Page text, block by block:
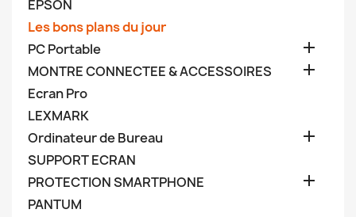
EPSON
Les bons plans du jour
PC Portable

MONTRE CONNECTEE & ACCESSOIRES 
Ecran Pro
LEXMARK
Ordinateur de Bureau

SUPPORT ECRAN
PROTECTION SMARTPHONE

PANTUM